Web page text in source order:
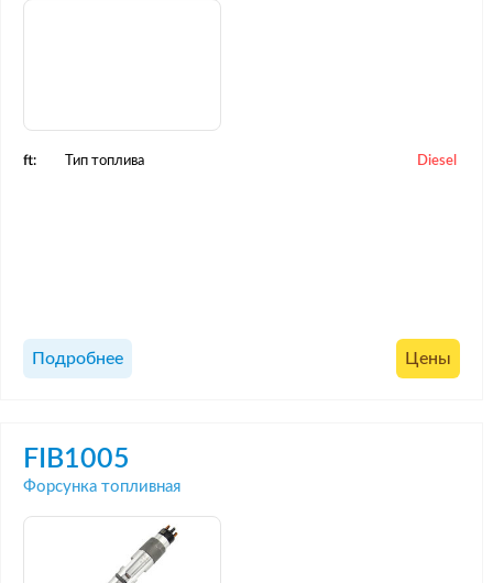
ft: Тип топлива Diesel
Подробнее Цены
FIB1005
Форсунка топливная